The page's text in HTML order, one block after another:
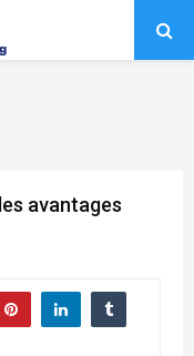
avantages